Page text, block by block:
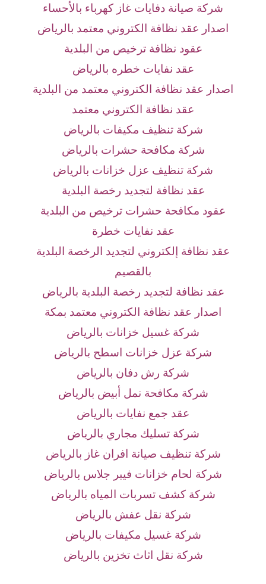
شركة صيانة دفايات غاز كهرباء بالأحساء
اصدار عقد نظافة الكتروني معتمد بالرياض
عقود نظافة ترخيص من البلدية
عقد نفايات خطره بالرياض
اصدار عقد نظافة الكتروني معتمد من البلدية
عقد نظافة الكتروني معتمد
شركة تنظيف مكيفات بالرياض
شركة مكافحة حشرات بالرياض
شركة تنظيف عزل خزانات بالرياض
عقد نظافة لتجديد رخصة البلدية
عقود مكافحة حشرات ترخيص من البلدية
عقد نفايات خطرة
عقد نظافة إلكتروني لتجديد الرخصة البلدية
بالقصيم
عقد نظافة لتجديد رخصة البلدية بالرياض
اصدار عقد نظافة الكتروني معتمد بمكة
شركة غسيل خزانات بالرياض
شركة عزل خزانات اسطح بالرياض
شركة رش دفان بالرياض
شركة مكافحة نمل أبيض بالرياض
عقد جمع نفايات بالرياض
شركة تسليك مجاري بالرياض
شركة تنظيف صيانة افران غاز بالرياض
شركة لحام خزانات فيبر جلاس بالرياض
شركة كشف تسربات المياه بالرياض
شركة نقل عفش بالرياض
شركة غسيل مكيفات بالرياض
شركة نقل اثاث تخزين بالرياض